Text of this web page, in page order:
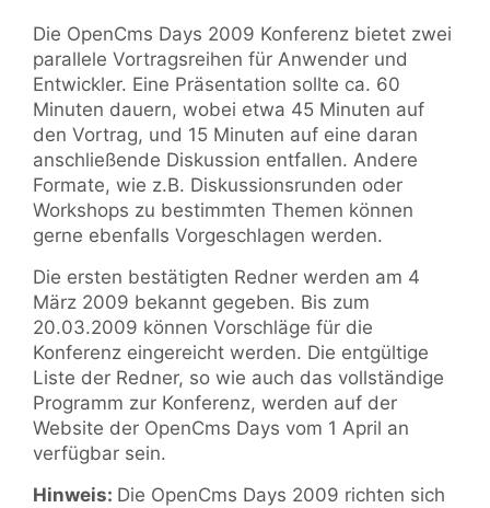
Die OpenCms Days 2009 Konferenz bietet zwei
parallele Vortragsreihen für Anwender und
Entwickler. Eine Präsentation sollte ca. 60
Minuten dauern, wobei etwa 45 Minuten auf
den Vortrag, und 15 Minuten auf eine daran
anschließende Diskussion entfallen. Andere
Formate, wie z.B. Diskussionsrunden oder
Workshops zu bestimmten Themen können
gerne ebenfalls Vorgeschlagen werden.
Die ersten bestätigten Redner werden am 4
März 2009 bekannt gegeben. Bis zum
20.03.2009 können Vorschläge für die
Konferenz eingereicht werden. Die entgültige
Liste der Redner, so wie auch das vollständige
Programm zur Konferenz, werden auf der
Website der OpenCms Days vom 1 April an
verfügbar sein.
Hinweis: Die OpenCms Days 2009 richten sich